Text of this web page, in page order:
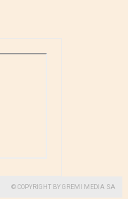
© COPYRIGHT BY GREMI MEDIA SA